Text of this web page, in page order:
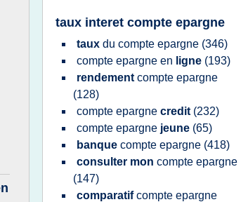
taux interet compte epargne
taux du compte epargne (346)
compte epargne en ligne (193)
rendement compte epargne
(128)
compte epargne credit (232)
compte epargne jeune (65)
banque compte epargne (418)
consulter mon compte epargne
(147)
comparatifcompte epargne